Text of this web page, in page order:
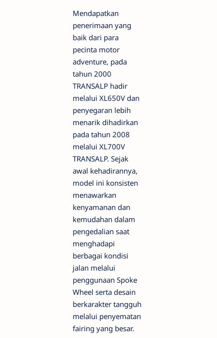
Mendapatkan
penerimaan yang
baik dari para
pecinta motor
adventure, pada
tahun 2000
TRANSALP hadir
melalui XL650V dan
penyegaran lebih
menarik dihadirkan
pada tahun 2008
melalui XL700V
TRANSALP. Sejak
awal kehadirannya,
model ini konsisten
menawarkan
kenyamanan dan
kemudahan dalam
pengedalian saat
menghadapi
berbagai kondisi
jalan melalui
penggunaan Spoke
Wheel serta desain
berkarakter tangguh
melalui penyematan
fairing yang besar.